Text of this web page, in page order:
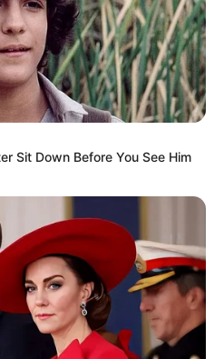
Sit Down Before You See Him